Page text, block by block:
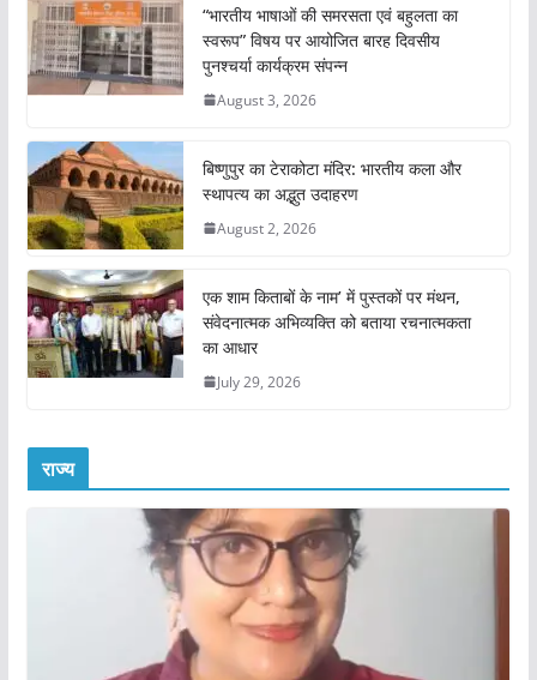
“भारतीय भाषाओं की समरसता एवं बहुलता का
स्वरूप” विषय पर आयोजित बारह दिवसीय
पुनश्चर्या कार्यक्रम संपन्न
August 3, 2026
बिष्णुपुर का टेराकोटा मंदिर: भारतीय कला और
स्थापत्य का अद्भुत उदाहरण
August 2, 2026
एक शाम किताबों के नाम’ में पुस्तकों पर मंथन,
संवेदनात्मक अभिव्यक्ति को बताया रचनात्मकता
का आधार
July 29, 2026
राज्य